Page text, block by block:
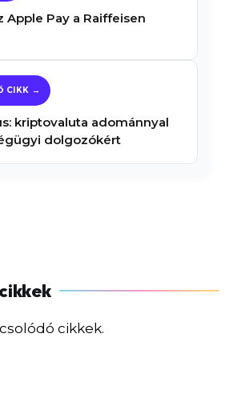
Apple Pay a Raiffeisen
kriptovaluta adománnyal
dolgozókért
cikkek.